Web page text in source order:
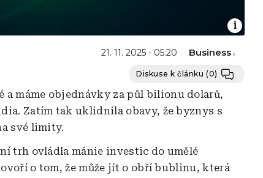
21. 11. 2025 - 05:20 Business
Diskuse k článku(0)
máme objednávky za půl bilionu dolarů,
Zatím tak uklidnila obavy, že byznys s
své limity.
trh ovládla mánie investic do umělé
o tom, že může jít o obří bublinu, která